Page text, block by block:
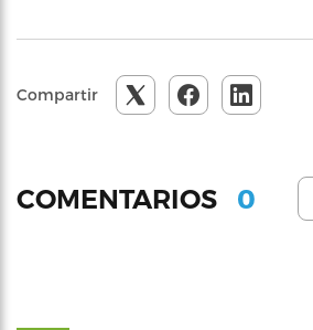
Compartir
COMENTARIOS 0